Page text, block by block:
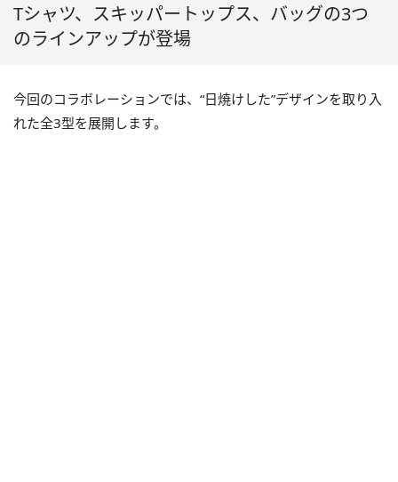
Tシャツ、スキッパートップス、バッグの3つ
のラインアップが登場
今回のコラボレーションでは、“日焼けした”デザインを取り入
れた全3型を展開します。